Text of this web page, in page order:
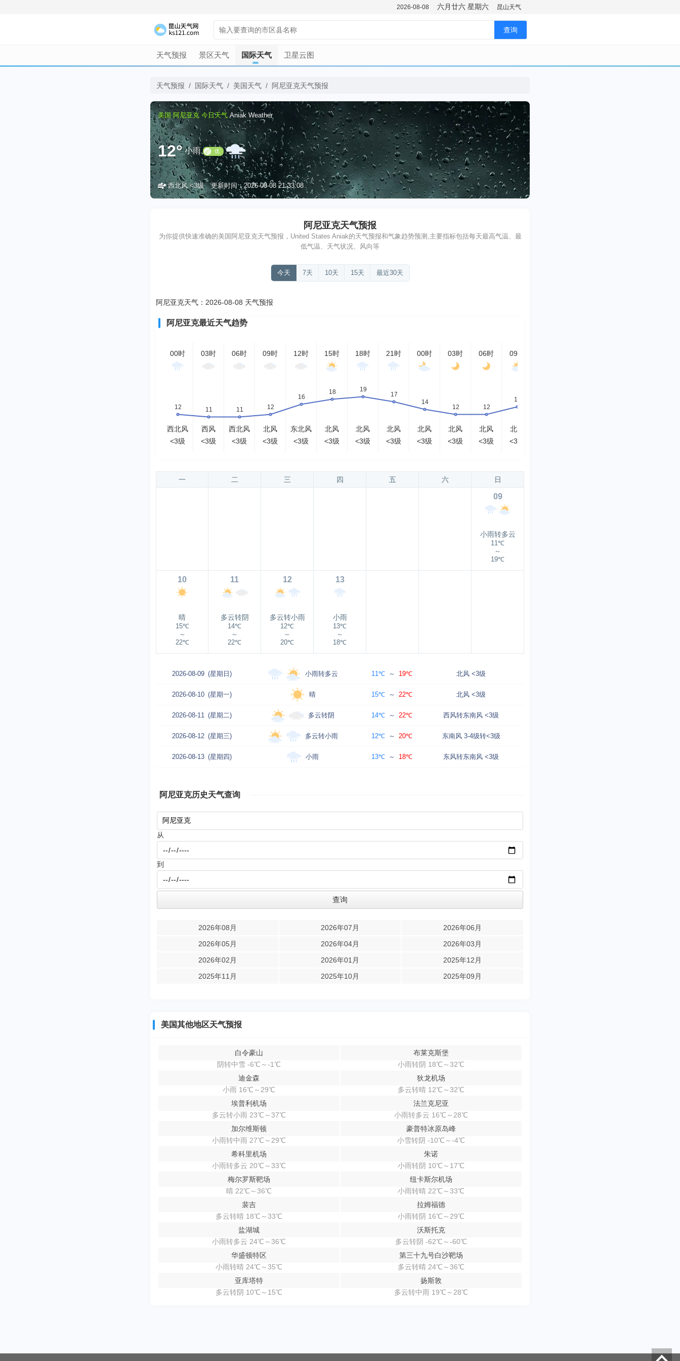
2026-08-08 六月廿六 星期六 昆山天气
查询
天气预报 景区天气 国际天气 卫星云图
天气预报 / 国际天气 / 美国天气 / 阿尼亚克天气预报
美国 阿尼亚克 今日天气 Aniak Weather
12° 小雨
西北风 <3级 更新时间：2026-08-08 21:33:08
阿尼亚克天气预报
为你提供快速准确的美国阿尼亚克天气预报，United States Aniak的天气预报和气象趋势预测,主要指标包括每天最高气温、最
低气温、天气状况、风向等
今天 7天 10天 15天 最近30天
阿尼亚克天气：2026-08-08 天气预报
阿尼亚克最近天气趋势
00时
西北风
<3级
03时
西风
<3级
06时
西北风
<3级
09时
北风
<3级
12时
东北风
<3级
15时
北风
<3级
18时
北风
<3级
21时
北风
<3级
00时
北风
<3级
03时
北风
<3级
06时
北风
<3级
09时
北风
<3级
一 二 三 四 五 六 日
09
小雨转多云
11℃
～
19℃
10
晴
15℃
～
22℃
11
多云转阴
14℃
～
22℃
12
多云转小雨
12℃
～
20℃
13
小雨
13℃
～
18℃
2026-08-09 (星期日) 小雨转多云 11℃ ～ 19℃ 北风 <3级
2026-08-10 (星期一) 晴 15℃ ～ 22℃ 北风 <3级
2026-08-11 (星期二) 多云转阴 14℃ ～ 22℃ 西风转东南风 <3级
2026-08-12 (星期三) 多云转小雨 12℃ ～ 20℃ 东南风 3-4级转<3级
2026-08-13 (星期四) 小雨 13℃ ～ 18℃ 东风转东南风 <3级
阿尼亚克历史天气查询
从
到
2026年08月 2026年07月
2026年06月
2026年05月
2026年04月
2026年03月
2026年02月
2026年01月
2025年12月
2025年11月
2025年10月 2025年09月
美国其他地区天气预报
白令豪山
阴转中雪 -6℃～-1℃
布莱克斯堡
小雨转阴 18℃～32℃
迪金森
小雨 16℃～29℃
狄龙机场
多云转晴 12℃～32℃
埃普利机场
多云转小雨 23℃～37℃
法兰克尼亚
小雨转多云 16℃～28℃
加尔维斯顿
小雨转中雨 27℃～29℃
豪普特冰原岛峰
小雪转阴 -10℃～-4℃
希科里机场
小雨转多云 20℃～33℃
朱诺
小雨转阴 10℃～17℃
梅尔罗斯靶场
晴 22℃～36℃
纽卡斯尔机场
小雨转晴 22℃～33℃
裴吉
多云转晴 18℃～33℃
拉姆福德
小雨转阴 16℃～29℃
盐湖城
小雨转多云 24℃～36℃
沃斯托克
多云转阴 -62℃～-60℃
华盛顿特区
小雨转晴 24℃～35℃
第三十九号白沙靶场
多云转晴 24℃～36℃
亚库塔特
多云转阴 10℃～15℃
扬斯敦
多云转中雨 19℃～28℃